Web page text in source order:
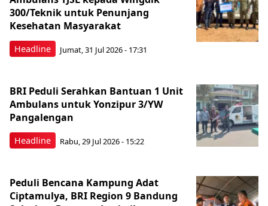
Headline
300/Teknik untuk Penunjang
Kesehatan Masyarakat ​
Jumat, 31 Jul 2026 - 17:31
Headline
BRI Peduli Serahkan Bantuan 1 Unit
Ambulans untuk Yonzipur 3/YW
Pangalengan
Rabu, 29 Jul 2026 - 15:22
Peduli Bencana Kampung Adat
Ciptamulya, BRI Region 9 Bandung